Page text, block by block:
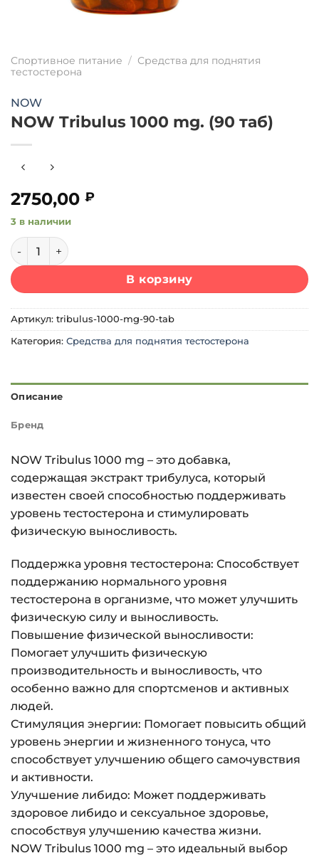
Спортивное питание / Средства для поднятия
тестостерона
NOW
NOW Tribulus 1000 mg. (90 таб)
2750,00 ₽
3 в наличии
Количество товара NOW Tribulus 1000 mg. (90 таб)
В корзину
Артикул: tribulus-1000-mg-90-tab
Категория: Средства для поднятия тестостерона
Описание
Бренд
NOW Tribulus 1000 mg – это добавка,
содержащая экстракт трибулуса, который
известен своей способностью поддерживать
уровень тестостерона и стимулировать
физическую выносливость.
Поддержка уровня тестостерона: Способствует
поддержанию нормального уровня
тестостерона в организме, что может улучшить
физическую силу и выносливость.
Повышение физической выносливости:
Помогает улучшить физическую
производительность и выносливость, что
особенно важно для спортсменов и активных
людей.
Стимуляция энергии: Помогает повысить общий
уровень энергии и жизненного тонуса, что
способствует улучшению общего самочувствия
и активности.
Улучшение либидо: Может поддерживать
здоровое либидо и сексуальное здоровье,
способствуя улучшению качества жизни.
NOW Tribulus 1000 mg – это идеальный выбор